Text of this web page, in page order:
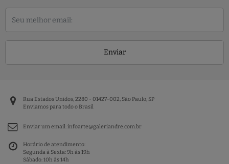
Enviar
Rua Estados Unidos, 2280 - 01427-002, São Paulo, SP
Enviamos para todo o Brasil
Enviar um email:infoarte@galeriandre.com.br
Horário de atendimento:
Segunda à Sexta: 9h às 19h
Sábado: 10h às 14h